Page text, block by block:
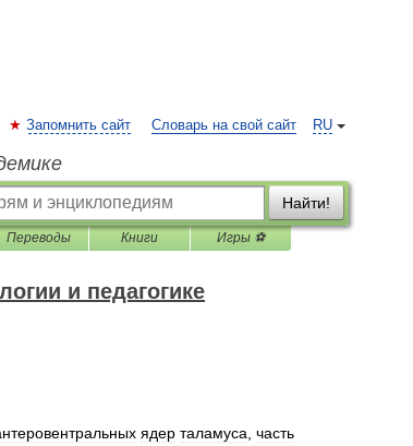
RU
Запомнить сайт Словарь на свой сайт
Найти!
Переводы Книги Игры ⚽
и педагогике
ядер таламуса часть